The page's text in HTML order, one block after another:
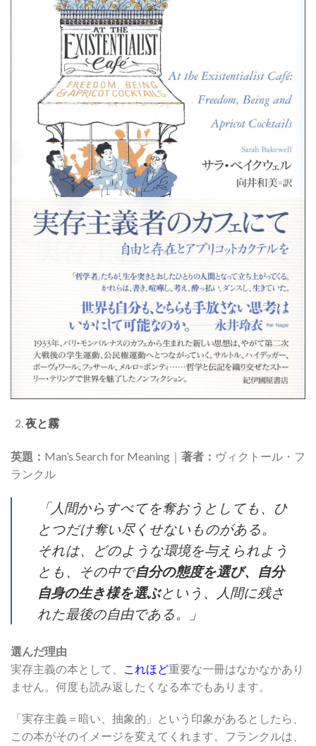
夜と霧
英題： Man’s Search for Meaning｜ 著者： ヴィクトール・フ
ランクル
「人間からすべてを奪おうとしても、ひ
とつだけ奪い尽くせないものがある。
それは、どのような環境を与えられよう
とも、その中で自分の態度を選び、自分
自身の生き様を選ぶという、人間に残さ
れた最後の自由である。」
選んだ理由
実存主義の本として、
これほど重要な一冊はなかなかあり
ません。何度も読み返したくなる本でもあります。
「実存主義＝暗い、抽象的」という印象があるとしたら、
この本がそのイメージを変えてくれます。フランクルは、